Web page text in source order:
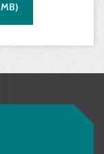
MB)